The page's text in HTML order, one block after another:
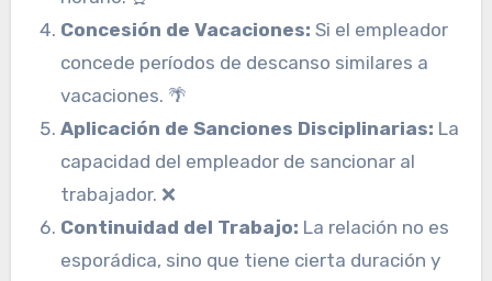
Concesión de Vacaciones: Si el empleador
concede períodos de descanso similares a
vacaciones. 🌴
Aplicación de Sanciones Disciplinarias: La
capacidad del empleador de sancionar al
trabajador. ❌
Continuidad del Trabajo: La relación no es
esporádica, sino que tiene cierta duración y